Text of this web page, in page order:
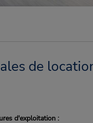
de
d'exploitation :